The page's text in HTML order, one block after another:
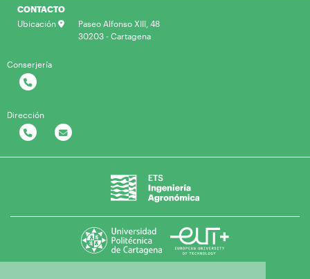
CONTACTO
Ubicación
Paseo Alfonso XIII, 48
30203 - Cartagena
Conserjería
Dirección